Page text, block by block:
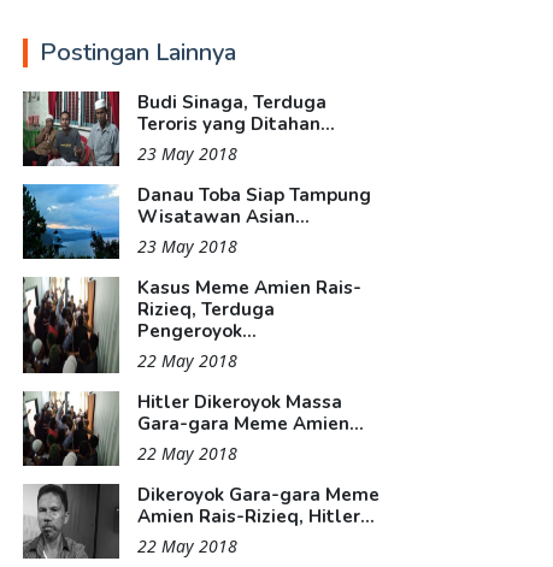
Postingan Lainnya
Budi Sinaga, Terduga
Teroris yang Ditahan...
23 May 2018
Danau Toba Siap Tampung
Wisatawan Asian...
23 May 2018
Kasus Meme Amien Rais-
Rizieq, Terduga
Pengeroyok...
22 May 2018
Hitler Dikeroyok Massa
Gara-gara Meme Amien...
22 May 2018
Dikeroyok Gara-gara Meme
Amien Rais-Rizieq, Hitler...
22 May 2018